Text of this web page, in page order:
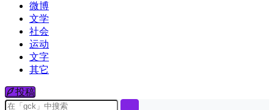
微博
文学
社会
运动
文字
其它
投稿